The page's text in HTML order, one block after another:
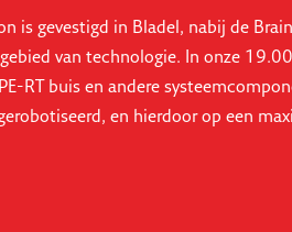
is gevestigd in Bladel, nabij de
van technologie. In onze
RT buis en andere
en hierdoor op een